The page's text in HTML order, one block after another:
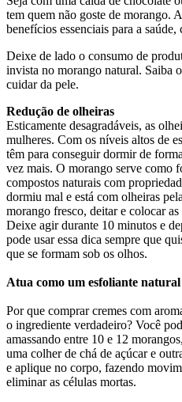
tem quem não goste de morango.
benefícios essenciais para a
Deixe de lado o consumo de
invista no morango natural. Saiba
cuidar da pele.
Redução de olheiras
Esticamente desagradáveis, as
mulheres. Com os níveis altos de
têm para conseguir dormir de
vez mais. O morango serve como
compostos naturais com
dormiu mal e está com olheiras
morango fresco, deitar e colocar
Deixe agir durante 10 minutos e
pode usar essa dica sempre que
que se formam sob os olhos.
Atua como um esfoliante natural
Por que comprar cremes com
o ingrediente verdadeiro? Você
amassando entre 10 e 12
uma colher de chá de açúcar e
e aplique no corpo, fazendo
eliminar as células mortas.